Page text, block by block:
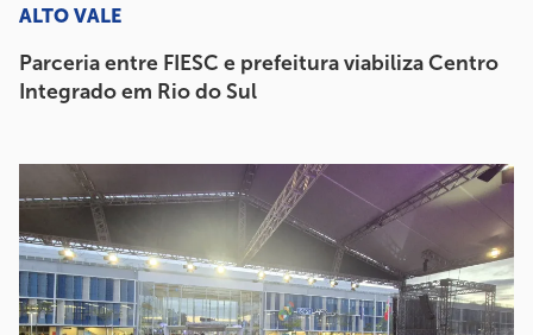
ALTO VALE
Parceria entre FIESC e prefeitura viabiliza Centro
Integrado em Rio do Sul